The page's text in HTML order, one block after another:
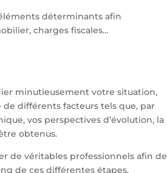
déterminants afin
charges fiscales…
minutieusement votre situation,
différents facteurs tels que, par
vos perspectives d’évolution, la
obtenus.
de véritables professionnels afin de
de ces différentes étapes.